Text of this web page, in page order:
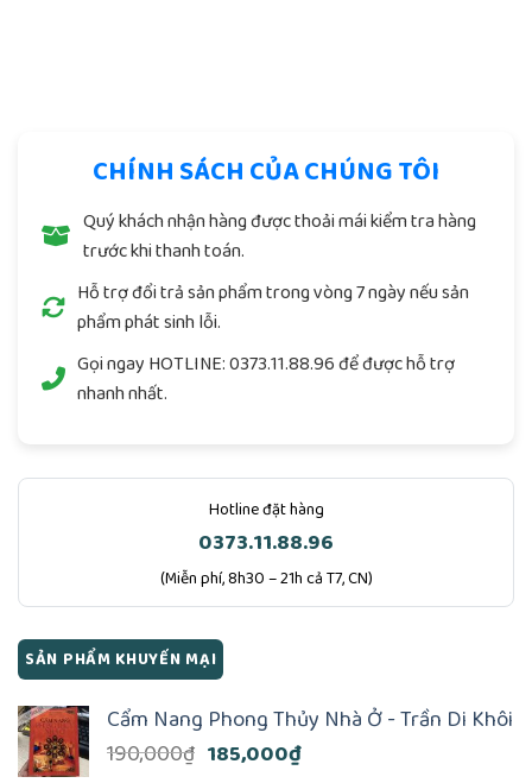
CHÍNH SÁCH CỦA CHÚNG TÔI
Quý khách nhận hàng được thoải mái kiểm tra hàng
trước khi thanh toán.
Hỗ trợ đổi trả sản phẩm trong vòng 7 ngày nếu sản
phẩm phát sinh lỗi.
Gọi ngay HOTLINE: 0373.11.88.96để được hỗ trợ
nhanh nhất.
Hotline đặt hàng
0373.11.88.96
(Miễn phí, 8h30 – 21h cả T7, CN)
SẢN PHẨM KHUYẾN MẠI
Cẩm Nang Phong Thủy Nhà Ở - Trần Di Khôi
190,000₫ Giá
185,000₫Giá